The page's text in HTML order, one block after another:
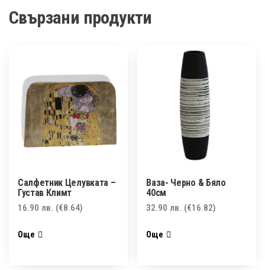
Свързани продукти
Салфетник Целувката –
Густав Климт
16.90 лв. (€8.64)
Още
Ваза- Черно & Бяло
40см
32.90 лв. (€16.82)
Още